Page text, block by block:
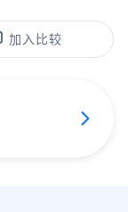
加入比较